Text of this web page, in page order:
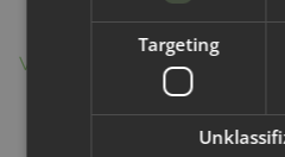
Inhaltsstoffe: Kappa-
Vorteile
Effektive Geruchsbindung
Lang anhaltende Frische
Targeting